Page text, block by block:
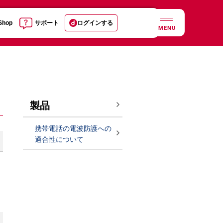
サポート ログインする
MENU
製品
携帯電話の電波防護への
適合性について